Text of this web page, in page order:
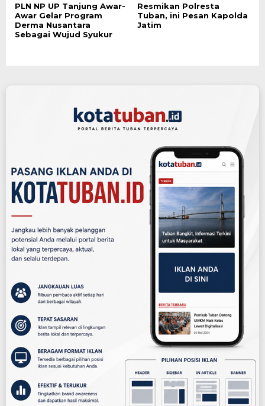
PLN NP UP Tanjung Awar-
Awar Gelar Program
Derma Nusantara
Sebagai Wujud Syukur
Resmikan Polresta
Tuban, ini Pesan Kapolda
Jatim